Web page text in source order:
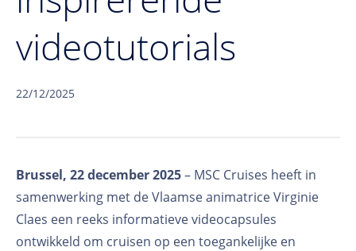
videotutorials
22/12/2025
Brussel, 22 december 2025– MSC Cruises heeft in
samenwerking met de Vlaamse animatrice Virginie
Claes een reeks informatieve videocapsules
ontwikkeld om cruisen op een toegankelijke en